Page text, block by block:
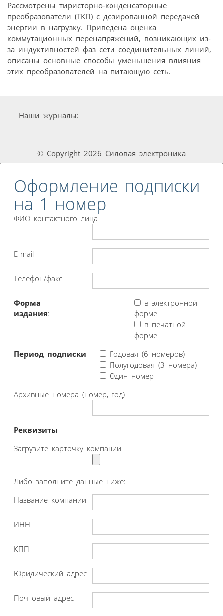
Рассмотрены тиристорно-конденсаторные
преобразователи (ТКП) с дозированной передачей
энергии в нагрузку. Приведена оценка
коммутационных перенапряжений, возникающих из-
за индуктивностей фаз сети соединительных линий,
описаны основные способы уменьшения влияния
этих преобразователей на питающую сеть.
Наши журналы:
© Copyright 2026 Силовая электроника
Оформление подписки
на 1 номер
ФИО контактного лица
E-mail
Телефон/факс
Форма
издания:
в электронной
форме
в печатной
форме
Период подписки
Годовая (6 номеров)
Полугодовая (3 номера)
Один номер
Архивные номера (номер, год)
Реквизиты
Загрузите карточку компании
Либо заполните данные ниже:
Название компании
ИНН
КПП
Юридический адрес
Почтовый адрес